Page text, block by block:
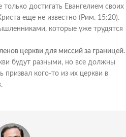
достигать Евангелием своих
еще не известно (Рим. 15:20).
которые уже трудятся
церкви для миссий за границей.
будут разными, но все должны
кого-то из их церкви в